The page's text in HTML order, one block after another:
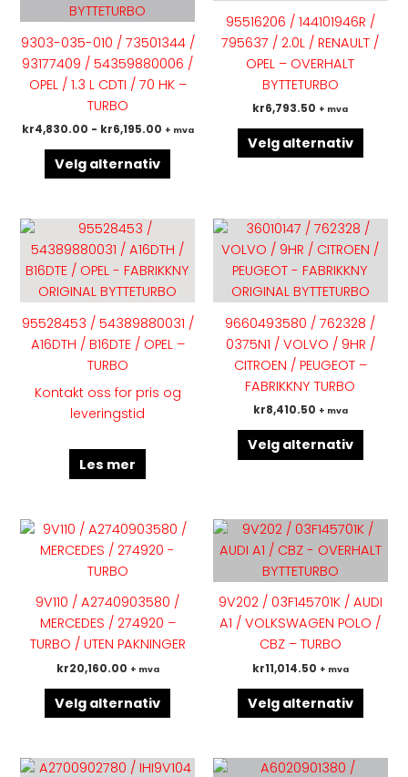
9303-035-010 / 73501344 /
93177409 / 54359880006 /
OPEL / 1.3 L CDTI / 70 HK –
TURBO
kr4,830.00 - kr6,195.00 + mva
Velg alternativ
Alternativene
kan
velges
på
produktsiden
95516206 / 144101946R /
795637 / 2.0L / RENAULT /
OPEL – OVERHALT
BYTTETURBO
kr6,793.50 + mva
Velg alternativ
kan
95528453 / 54389880031 /
A16DTH / B16DTE / OPEL –
TURBO
Kontakt oss for pris og
leveringstid
Les mer
9660493580 / 762328 /
0375N1 / VOLVO / 9HR /
CITROEN / PEUGEOT –
FABRIKKNY TURBO
kr8,410.50 + mva
Velg alternativ
Dette
har
flere
kan
9V110 / A2740903580 /
MERCEDES / 274920 –
TURBO / UTEN PAKNINGER
kr20,160.00 + mva
Velg alternativ
Dette
produktet
flere
varianter.
Alternativene
kan
produktsiden
9V202 / 03F145701K / AUDI
A1 / VOLKSWAGEN POLO /
CBZ – TURBO
kr11,014.50 + mva
Velg alternativ
Dette
Dette